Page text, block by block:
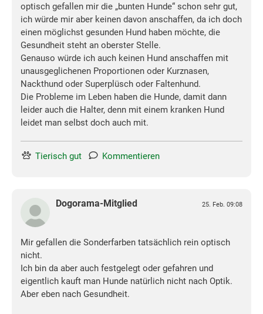
optisch gefallen mir die „bunten Hunde“ schon sehr gut,
ich würde mir aber keinen davon anschaffen, da ich doch
einen möglichst gesunden Hund haben möchte, die
Gesundheit steht an oberster Stelle.
Genauso würde ich auch keinen Hund anschaffen mit
unausgeglichenen Proportionen oder Kurznasen,
Nackthund oder Superplüsch oder Faltenhund.
Die Probleme im Leben haben die Hunde, damit dann
leider auch die Halter, denn mit einem kranken Hund
leidet man selbst doch auch mit.
Tierisch gut Kommentieren
Dogorama-Mitglied 25. Feb. 09:08
Mir gefallen die Sonderfarben tatsächlich rein optisch
nicht.
Ich bin da aber auch festgelegt oder gefahren und
eigentlich kauft man Hunde natürlich nicht nach Optik.
Aber eben nach Gesundheit.